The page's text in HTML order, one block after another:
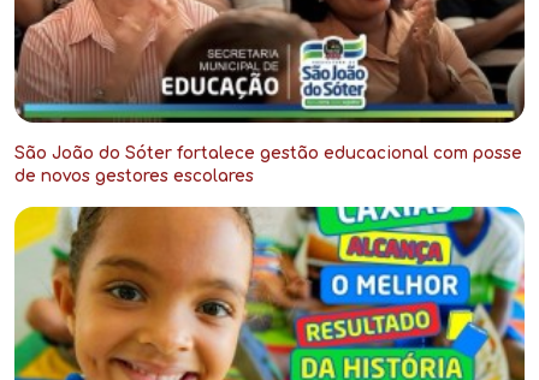
São João do Sóter fortalece gestão educacional com posse
de novos gestores escolares